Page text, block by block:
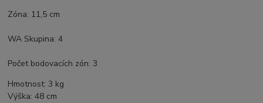
Zóna: 11,5 cm
WA Skupina: 4
Počet bodovacích zón: 3
Hmotnost: 3 kg
Výška: 48 cm